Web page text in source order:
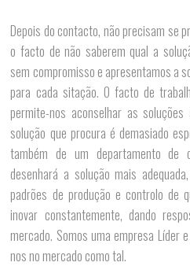
Depois do contacto, não precisam se
o facto de não saberem qual a
sem compromisso e apresentamos a
para cada sitação. O facto de
permite-nos aconselhar as
solução que procura é demasiado
também de um departamento de
desenhará a solução mais
padrões de produção e controlo de
inovar constantemente, dando
mercado. Somos uma empresa Líder
nos no mercado como tal.